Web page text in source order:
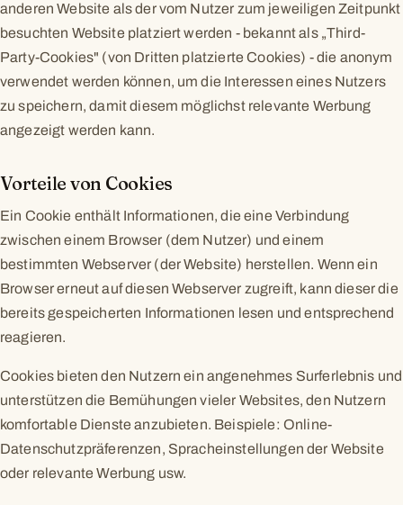
anderen Website als der vom Nutzer zum jeweiligen Zeitpunkt
besuchten Website platziert werden - bekannt als „Third-
Party-Cookies" (von Dritten platzierte Cookies) - die anonym
verwendet werden können, um die Interessen eines Nutzers
zu speichern, damit diesem möglichst relevante Werbung
angezeigt werden kann.
Vorteile von Cookies
Ein Cookie enthält Informationen, die eine Verbindung
zwischen einem Browser (dem Nutzer) und einem
bestimmten Webserver (der Website) herstellen. Wenn ein
Browser erneut auf diesen Webserver zugreift, kann dieser die
bereits gespeicherten Informationen lesen und entsprechend
reagieren.
Cookies bieten den Nutzern ein angenehmes Surferlebnis und
unterstützen die Bemühungen vieler Websites, den Nutzern
komfortable Dienste anzubieten. Beispiele: Online-
Datenschutzpräferenzen, Spracheinstellungen der Website
oder relevante Werbung usw.